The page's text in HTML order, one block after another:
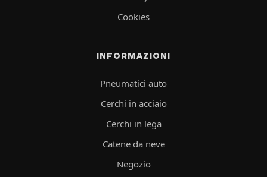
Cookies
INFORMAZIONI
Pneumatici auto
Cerchi in acciaio
Cerchi in lega
Catene da neve
Negozio